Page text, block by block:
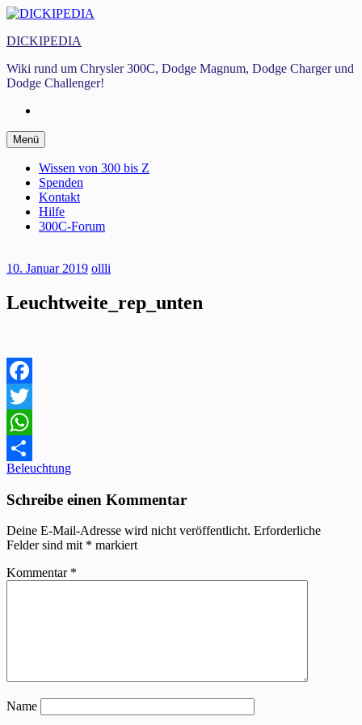
Zum
springen
DICKIPEDIA
Wiki rund um Chrysler 300C, Dodge Magnum, Dodge Charger und
Dodge Challenger!
Menü Zum
Inhalt
springen
Wissen von 300 bis Z
Spenden
Kontakt
Hilfe
300C-Forum
10. Januar 2019 ollli
Leuchtweite_rep_unten
Facebook
Twitter
WhatsApp
Teilen
Beitragsnavigation
Beleuchtung
Schreibe einen Kommentar
Deine E-Mail-Adresse wird nicht veröffentlicht. Erforderliche
Felder sind mit * markiert
Kommentar *
Name